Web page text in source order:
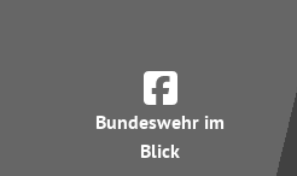
Bundeswehr im
Blick